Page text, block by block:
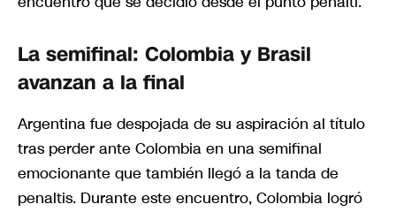
La semifinal: Colombia y Brasil
avanzan a la final
Argentina fue despojada de su aspiración al título
tras perder ante Colombia en una semifinal
emocionante que también llegó a la tanda de
penaltis. Durante este encuentro, Colombia logró